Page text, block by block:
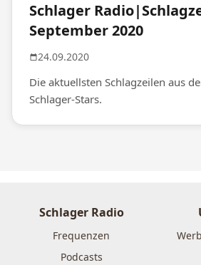
Schlager
September 2020
24.09.2020
Die aktuellsten Schlagzeilen aus
Schlager-Stars.
Schlager Radio
Frequenzen
Podcasts